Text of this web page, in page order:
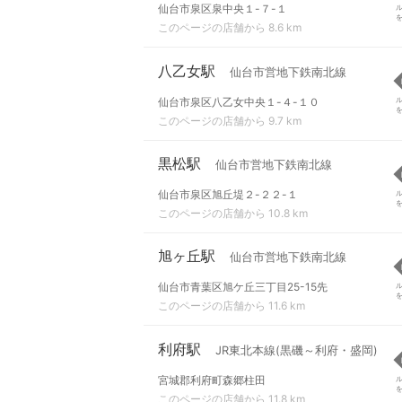
仙台市泉区泉中央１-７-１
このページの店舗から 8.6 km
八乙女駅 仙台市営地下鉄南北線
仙台市泉区八乙女中央１-４-１０
このページの店舗から 9.7 km
黒松駅 仙台市営地下鉄南北線
仙台市泉区旭丘堤２-２２-１
このページの店舗から 10.8 km
旭ヶ丘駅 仙台市営地下鉄南北線
仙台市青葉区旭ケ丘三丁目25-15先
このページの店舗から 11.6 km
利府駅 JR東北本線(黒磯～利府・盛岡)
宮城郡利府町森郷柱田
このページの店舗から 11.8 km